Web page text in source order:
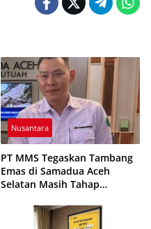
Nusantara
PT MMS Tegaskan Tambang
Emas di Samadua Aceh
Selatan Masih Tahap